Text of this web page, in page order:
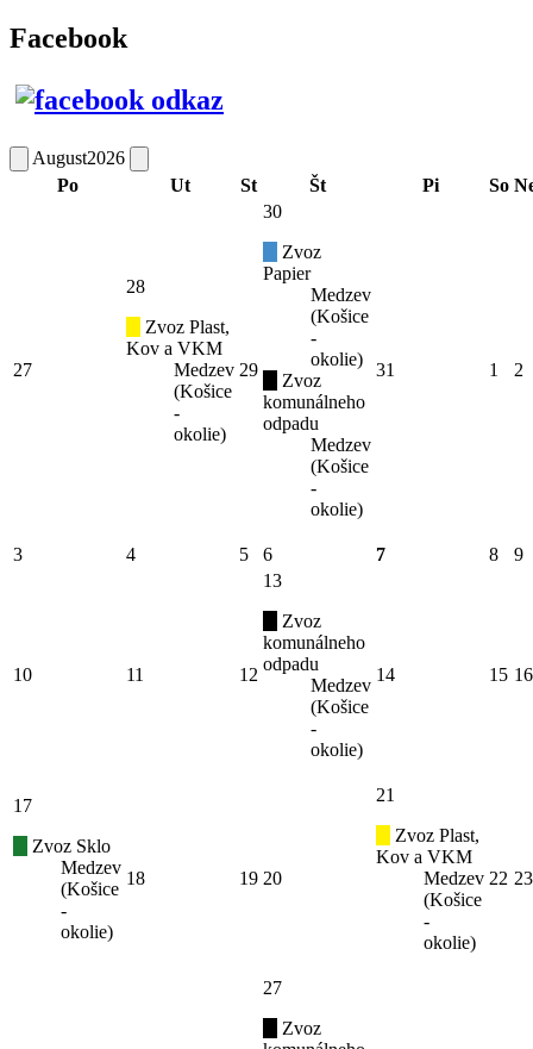
Facebook
August2026
Po
Ut St Št Pi So
27
28
Zvoz Plast,
Kov a VKM
Medzev
(Košice
-
okolie)
29
30
Zvoz
Papier
Medzev
(Košice
-
okolie)
Zvoz
komunálneho
odpadu
Medzev
(Košice
-
okolie)
31 1 2
3 4 5 6 7 8 9
10 11 12
13
Zvoz
komunálneho
odpadu
Medzev
(Košice
-
okolie)
14 15 16
17
Zvoz Sklo
Medzev
(Košice
-
okolie)
18 19 20
21
Zvoz Plast,
Kov a VKM
Medzev
(Košice
-
okolie)
22 23
27
Zvoz